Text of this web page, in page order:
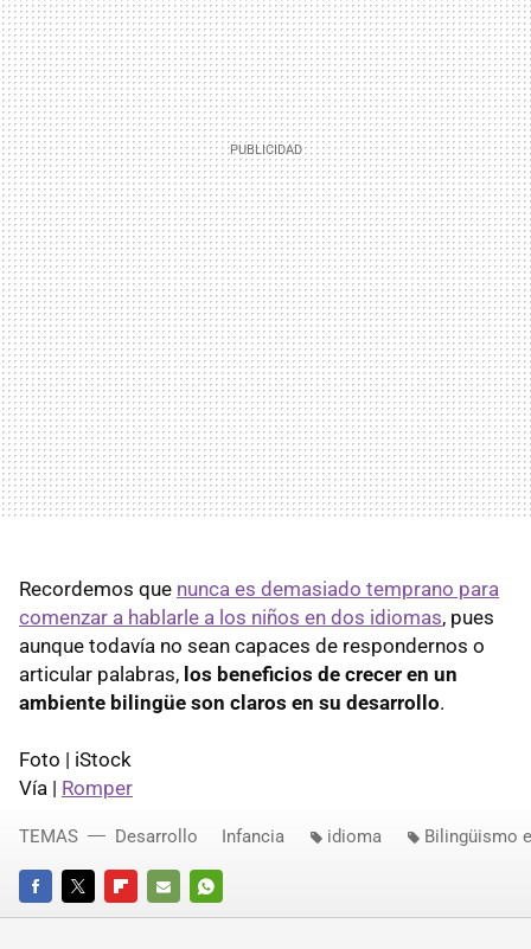
Recordemos que nunca es demasiado temprano para
comenzar a hablarle a los niños en dos idiomas, pues
aunque todavía no sean capaces de respondernos o
articular palabras, los beneficios de crecer en un
ambiente bilingüe son claros en su desarrollo.
Foto | iStock
Vía | Romper
FACEBOOKTWITTERFLIPBOARD
E-
WHATSAPP
TEMAS Desarrollo Infancia idioma Bilingüismo